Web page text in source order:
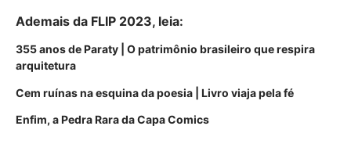
Ademais da FLIP 2023, leia:
355 anos de Paraty | O patrimônio brasileiro que respira
arquitetura
Cem ruínas na esquina da poesia | Livro viaja pela fé
Enfim, a Pedra Rara da Capa Comics